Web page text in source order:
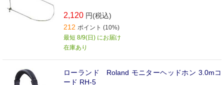
2,120 円(税込)
212 ポイント (10%)
最短 8/9(日) にお届け
在庫あり
ローランド Roland モニターヘッドホン 3.0mコ
ード RH-5